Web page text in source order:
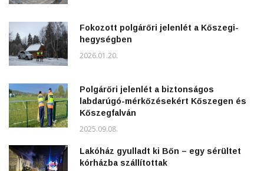
Fokozott polgárőri jelenlét a Kőszegi-
hegységben
2026.01.20.
Polgárőri jelenlét a biztonságos
labdarúgó-mérkőzésekért Kőszegen és
Kőszegfalván
2025.09.08.
Lakóház gyulladt ki Bőn – egy sérültet
kórházba szállítottak